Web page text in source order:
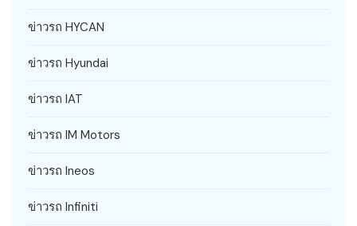
ข่าวรถ HYCAN
ข่าวรถ Hyundai
ข่าวรถ IAT
ข่าวรถ IM Motors
ข่าวรถ Ineos
ข่าวรถ Infiniti